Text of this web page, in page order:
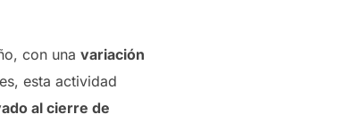
con una variación
esta actividad
al cierre de